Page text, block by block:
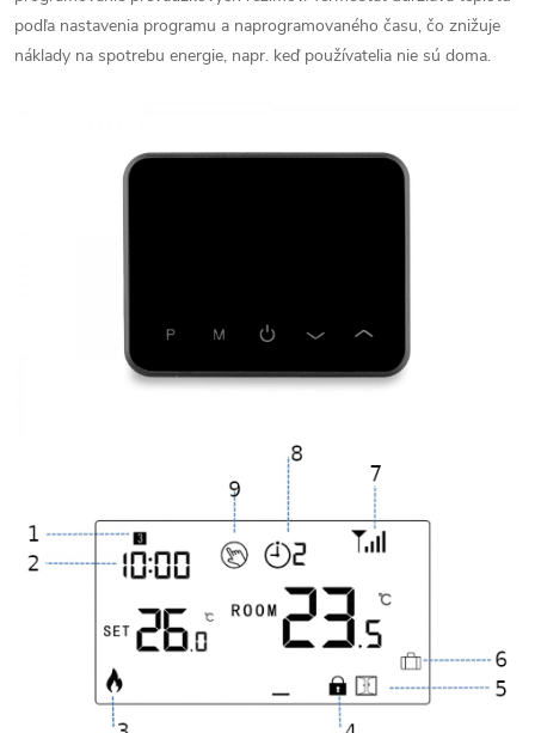
podľa nastavenia programu a naprogramovaného času, čo znižuje
náklady na spotrebu energie, napr. keď používatelia nie sú doma.